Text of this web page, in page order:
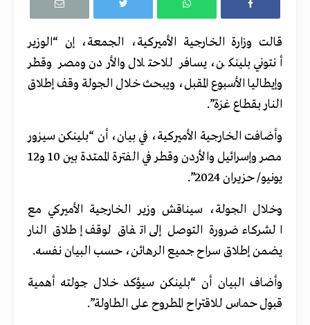
قالت وزارة الخارجية الأميركية، الجمعة، إن “الوزير
أنتوني بلينكن، يسافر للاحتلال والأردن ومصر وقطر
وإيطاليا الأسبوع المقبل، ويبحث خلال الجولة وقف إطلاق
النار بقطاع غزة”.
وأضافت الخارجية الأميركية، في بيان، أن “بلينكن سيزور
مصر وإسرائيل والأردن وقطر في الفترة الممتدة بين 10 و12
يونيو/ حزيران 2024”.
وخلال الجولة، سيناقش وزير الخارجية الأميركي مع
الشركاء ضرورة التوصل إلى اتفاق لوقف إطلاق النار
يضمن إطلاق سراح جميع الرهائن، حسب البيان نفسه.
وأضاف البيان أن “بلينكن سيؤكد خلال جولته أهمية
قبول حماس للاقتراح المطروح على الطاولة”.